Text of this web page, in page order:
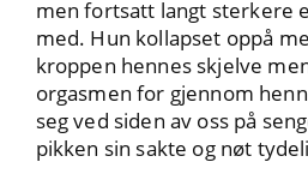
men fortsatt langt sterkere
med. Hun kollapset oppå
kroppen hennes skjelve
orgasmen for gjennom
seg ved siden av oss på
pikken sin sakte og nøt